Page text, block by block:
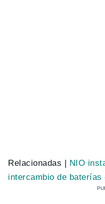
Relacionadas | NIO
intercambio de baterías